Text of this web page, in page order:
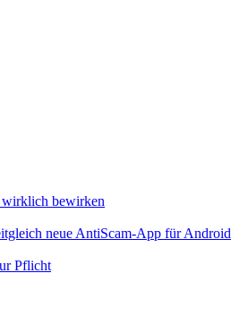
wirklich bewirken
neue AntiScam-App für Android
Pflicht